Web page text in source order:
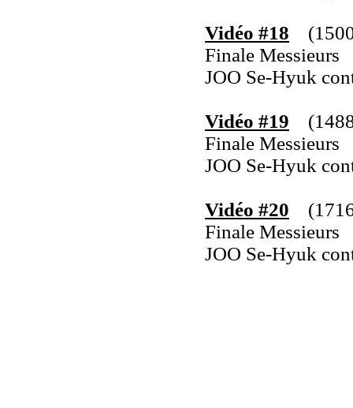
Vidéo #18
Finale Messieurs
JOO Se-Hyuk
Vidéo #19
Finale Messieurs
JOO Se-Hyuk
Vidéo #20
Finale Messieurs
JOO Se-Hyuk